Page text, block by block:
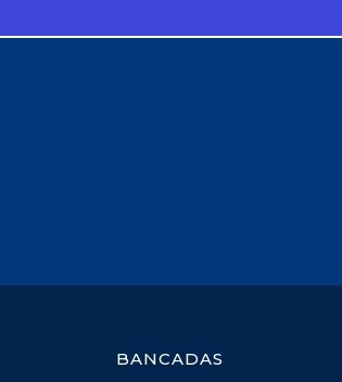
BANCADAS